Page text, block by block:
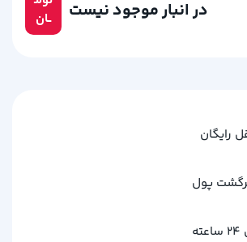
ــان
در انبار موجود نیست
رایگان
پول